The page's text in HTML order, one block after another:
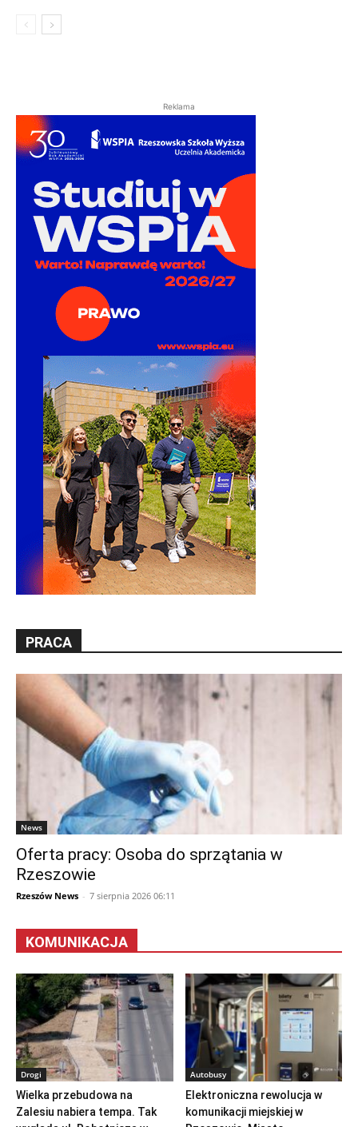
Reklama
PRACA
News
Oferta pracy: Osoba do sprzątania w
Rzeszowie
Rzeszów News - 7 sierpnia 2026 06:11
KOMUNIKACJA
Drogi
Wielka przebudowa na
Zalesiu nabiera tempa. Tak
Autobusy
Elektroniczna rewolucja w
komunikacji miejskiej w